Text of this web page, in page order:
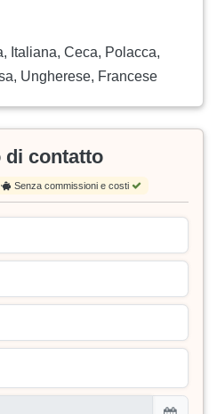
Italiana, Ceca, Polacca,
Ungherese, Francese
di contatto
Senza commissioni e costi